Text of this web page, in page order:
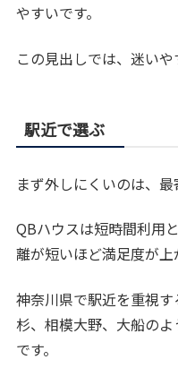
やすいです。
この見出しでは、迷いや
駅近で選ぶ
まず外しにくいのは、最
QBハウスは短時間利用
離が短いほど満足度が上
神奈川県で駅近を重視
杉、相模大野、大船の
です。